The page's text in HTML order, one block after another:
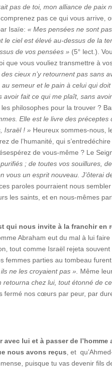
pas de toi, mon alliance de paix
pas ce qui vous arrive,
Isaïe:« Mes pensées ne sont
ciel est élevé au-dessus de la
de vos pensées » (5° lect.).
que vous vouliez transmettre à
cieux n’y retournent pas sans
semeur et le pain à celui qui
fait ce qui me plaît, sans
philosophes pour la trouver ?
Elle est le livre des préceptes
Israël ! » Heureux sommes-nous,
de l’humanité, qui
de vous-même ? Le
; de toutes vos souillures,
un esprit nouveau. J’ôterai
paroles pourraient nous
les saints, et en nous-mêmes
qui nous invite à la franchir en
Abraham eut du mal à lui faire
tout comme Israël rejeta
femmes parties au tombeau
ne les croyaient pas ».
Même
retourna chez lui, tout étonné de
fermé nos cœurs par peur, par
lui et à passer de l’homme
nous avons reçus , et
puisque tu vas devenir fils